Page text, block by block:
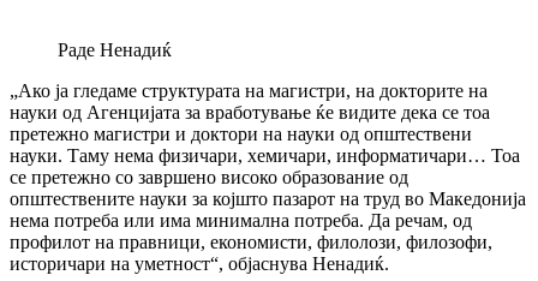
Раде Ненадиќ
„Ако ја гледаме структурата на магистри, на докторите на
науки од Агенцијата за вработување ќе видите дека се тоа
претежно магистри и доктори на науки од општествени
науки. Таму нема физичари, хемичари, информатичари… Тоа
се претежно со завршено високо образование од
општествените науки за којшто пазарот на труд во Македонија
нема потреба или има минимална потреба. Да речам, од
профилот на правници, економисти, филолози, филозофи,
историчари на уметност“, објаснува Ненадиќ.